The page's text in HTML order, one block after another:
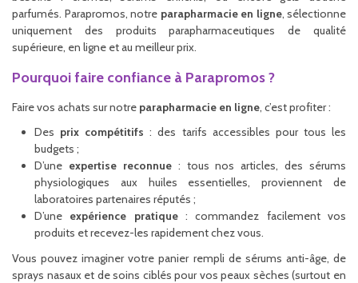
parfumés. Parapromos, notre parapharmacie en ligne, sélectionne
uniquement des produits parapharmaceutiques de qualité
supérieure, en ligne et au meilleur prix.
Pourquoi faire confiance à Parapromos ?
Faire vos achats sur notre parapharmacie en ligne, c’est profiter :
Des prix compétitifs : des tarifs accessibles pour tous les
budgets ;
D’une expertise reconnue: tous nos articles, des sérums
physiologiques aux huiles essentielles, proviennent de
laboratoires partenaires réputés ;
D’une expérience pratique: commandez facilement vos
produits et recevez-les rapidement chez vous.
Vous pouvez imaginer votre panier rempli de sérums anti-âge, de
sprays nasaux et de soins ciblés pour vos peaux sèches (surtout en